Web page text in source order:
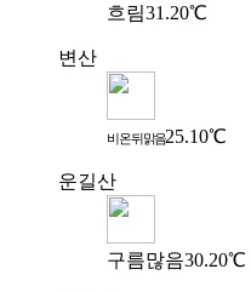
흐림31.20℃
변산
비 온 뒤 맑음25.10℃
운길산
구름많음30.20℃